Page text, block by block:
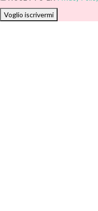
Voglio iscrivermi